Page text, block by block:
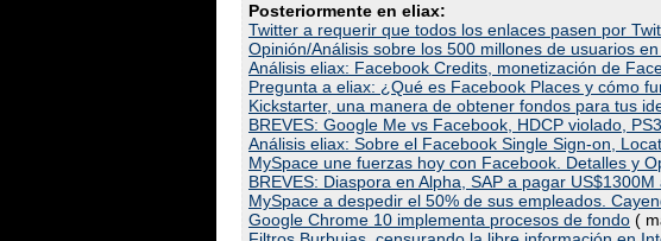
Posteriormente en eliax:
Twitter a requerir que todos los enlaces pasen por
Opinión/Análisis sobre los 500 millones de usuarios
Análisis eliax: Facebook Credits, monetización de
Pregunta a eliax: ¿Qué es Facebook Places y cómo
Kickstarter, una manera de obtener fondos para tus
BREVES: Google Me vs Facebook, HDCP violado,
Análisis eliax: Sobre el Facebook Single Sign-on,
MySpace une fuerzas hoy con Facebook. Detalles y
BREVES: Diaspora en Alpha, SAP a pagar
MySpace a despedir el 50% de sus empleados.
Google Chrome 10 implementa procesos de fondo (